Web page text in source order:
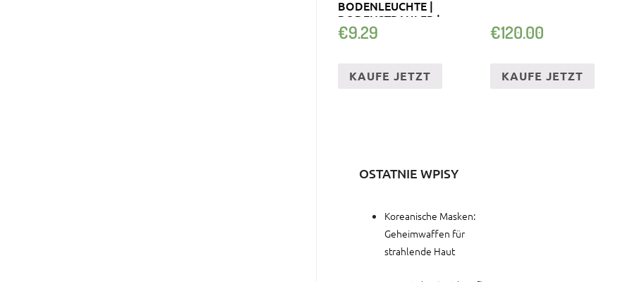
BODENLEUCHTE |
BODENSTRAHLER |
SOLARLAMPE
€9.29
KAUFE JETZT
€120.00
KAUFE JETZT
OSTATNIE WPISY
Koreanische Masken:
Geheimwaffen für
strahlende Haut